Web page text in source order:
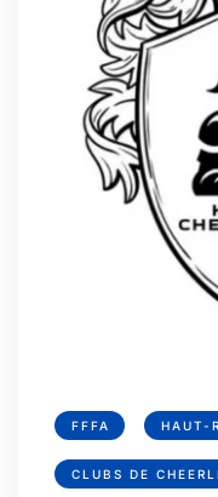
FFFA HAUT-
CLUBS DE